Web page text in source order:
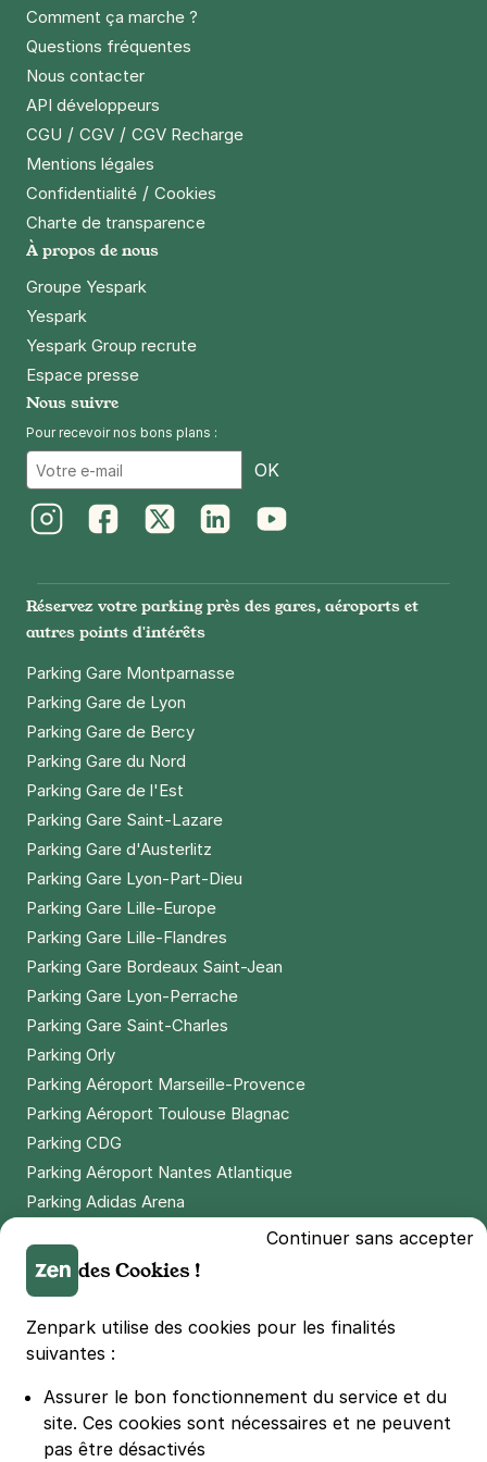
75015
4,7
4 €/heure,36 €/jour,
Réserver
Paris - Balard - Hôpital Georges
Pompidou
3,50 €/heure
Réserver
+ Abonnements disponibles
Paris - Mairie du 15e – Lecourbe -
SAEMES
143 rue Lecourbe
75015Paris
(tarifs dégressifs)
Mercure - Porte de Versailles
38 rue du Moulin
4,5
4 € /heure 39 €/jour, 273 €/semaine
Réserver
+ Abonnements disponibles
Issy-les-Moulineaux - Paris Expo -
4,7(373 avis)
3 €/heure,24 €/jour,96 €/semaine(tarifs dégressifs)
Réserver
+ Abonnements disponibles
Paris - Vaugirard - Convention
4,4(142 avis)
Comment ça marche ?
Questions fréquentes
Nous contacter
API développeurs
CGU / CGV / CGV Recharge
Mentions légales
Confidentialité / Cookies
Charte de transparence
À propos de nous
Groupe Yespark
Yespark
Yespark Group recrute
Espace presse
Nous suivre
Pour recevoir nos bons plans :
OK
Réservez votre parking près des gares, aéroports et
autres points d'intérêts
Parking Gare Montparnasse
Parking Gare de Lyon
Parking Gare de Bercy
Parking Gare du Nord
Parking Gare de l'Est
Parking Gare Saint-Lazare
Parking Gare d'Austerlitz
Parking Gare Lyon-Part-Dieu
Parking Gare Lille-Europe
Parking Gare Lille-Flandres
Parking Gare Bordeaux Saint-Jean
Parking Gare Lyon-Perrache
Parking Gare Saint-Charles
Parking Orly
Parking Aéroport Marseille-Provence
Parking Aéroport Toulouse Blagnac
Parking CDG
Parking Aéroport Nantes Atlantique
Parking Adidas Arena
Parking LDLC Arena
Parking Stade Pierre Mauroy
Parking Groupama Stadium
Parking Vélodrome
Parking Bercy
Parking La Défense Arena
Continuer sans accepter
des Cookies !
Zenpark utilise des cookies pour les finalités
suivantes :
Assurer le bon fonctionnement du service et du
site. Ces cookies sont nécessaires et ne peuvent
pas être désactivés